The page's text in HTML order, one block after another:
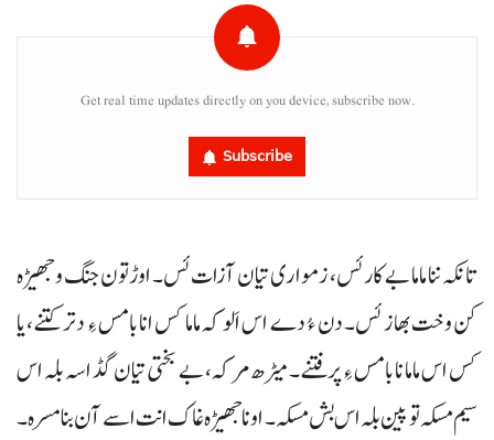
Get real time updates directly on you device, subscribe now.
Subscribe
تانکہ ننا ماما بے کار ئس، زمواری تیان آزات ئس۔ اوڑتون جنگ و جھیڑہ
کن وخت بھاز ئس۔ دن ءُ دے اس اَلو کہ ماما کس انا بامس ءِ دتر کتنے، یا
کس اس ماما نا بامس ءِ پرفتنے۔ میڑھ مرکہ، بے بختی تیان گڈ اسہ بلہ اس
سیم مسکہ تو پین بلہ اس بش مسکہ۔ اونا جھیڑہ غاک انت اسے آن بنا مسرہ۔